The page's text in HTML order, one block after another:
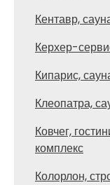
Кентавр,
Керхер-
Кипарис,
Клеопатра,
Ковчег,
комплекс
Колорлон,